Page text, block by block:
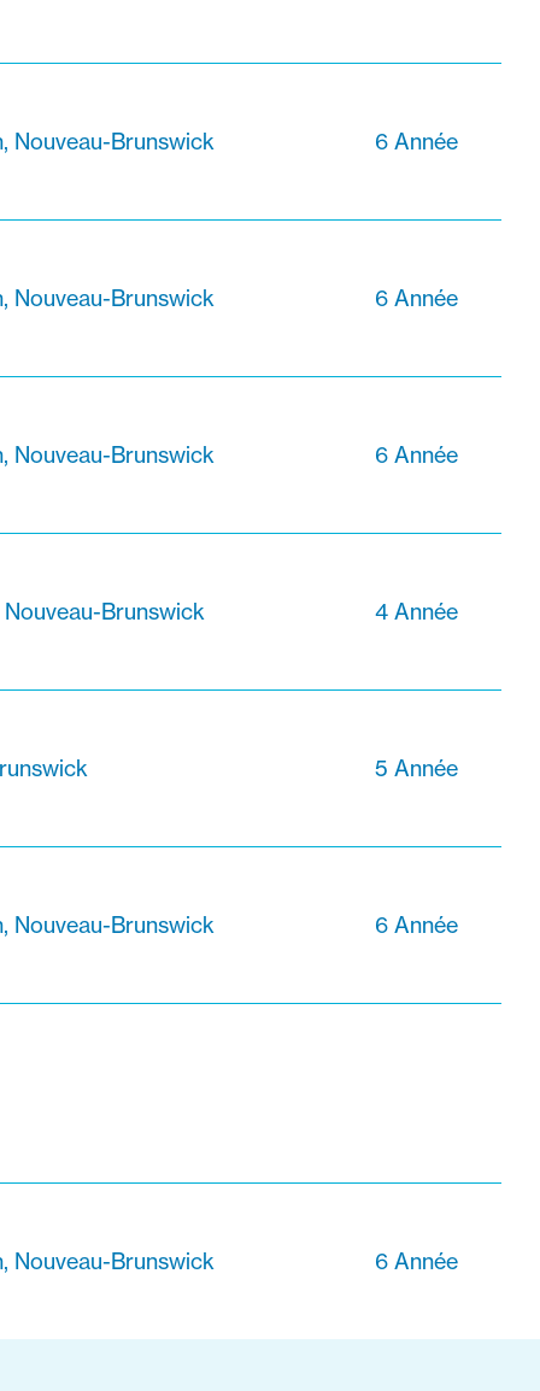
Nouveau-Brunswick 6 Année
Nouveau-Brunswick 6 Année
Nouveau-Brunswick 6 Année
Brunswick 4 Année
5 Année
Nouveau-Brunswick 6 Année
Nouveau-Brunswick 6 Année